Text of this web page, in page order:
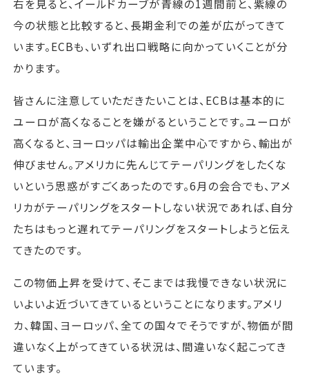
右を見ると、イールドカーブが青線の1週間前と、紫線の
今の状態と比較すると、長期金利での差が広がってきて
います。ECBも、いずれ出口戦略に向かっていくことが分
かります。
皆さんに注意していただきたいことは、ECBは基本的に
ユーロが高くなることを嫌がるということです。ユーロが
高くなると、ヨーロッパは輸出企業中心ですから、輸出が
伸びません。アメリカに先んじてテーパリングをしたくな
いという思惑がすごくあったのです。6月の会合でも、アメ
リカがテーパリングをスタートしない状況であれば、自分
たちはもっと遅れてテーパリングをスタートしようと伝え
てきたのです。
この物価上昇を受けて、そこまでは我慢できない状況に
いよいよ近づいてきているということになります。アメリ
カ、韓国、ヨーロッパ、全ての国々でそうですが、物価が間
違いなく上がってきている状況は、間違いなく起こってき
ています。